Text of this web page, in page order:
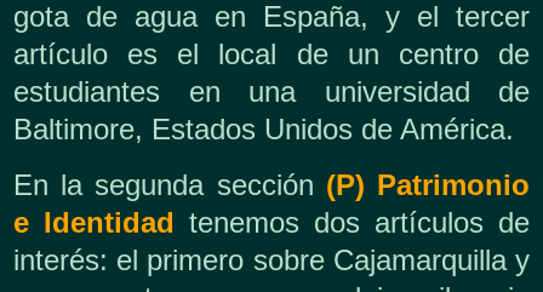
gota de agua en España, y el tercer
artículo es el local de un centro de
estudiantes en una universidad de
Baltimore, Estados Unidos de América.
En la segunda sección (P) Patrimonio
e Identidad tenemos dos artículos de
interés: el primero sobre Cajamarquilla y